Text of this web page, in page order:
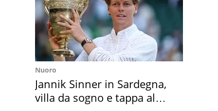
Nuoro
Jannik Sinner in Sardegna,
villa da sogno e tappa al